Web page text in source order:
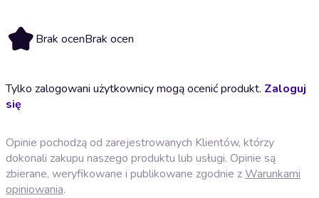
Brak ocenBrak ocen
Tylko zalogowani użytkownicy mogą ocenić produkt. Zaloguj
się
Opinie pochodzą od zarejestrowanych Klientów, którzy
dokonali zakupu naszego produktu lub usługi. Opinie są
zbierane, weryfikowane i publikowane zgodnie zWarunkami
opiniowania.